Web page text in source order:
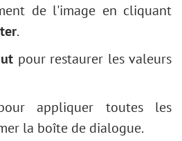
de l'image en cliquant
.
pour restaurer les valeurs
appliquer toutes les
la boîte de dialogue.